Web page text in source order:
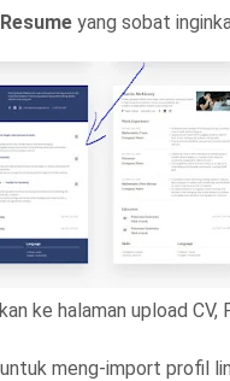
yang sobat
ke halaman upload
meng-import profil